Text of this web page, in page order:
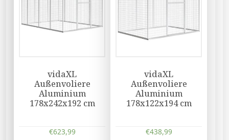
vidaXL
Außenvoliere
Aluminium
178x242x192 cm
€623,99
vidaXL
Außenvoliere
Aluminium
178x122x194 cm
€438,99